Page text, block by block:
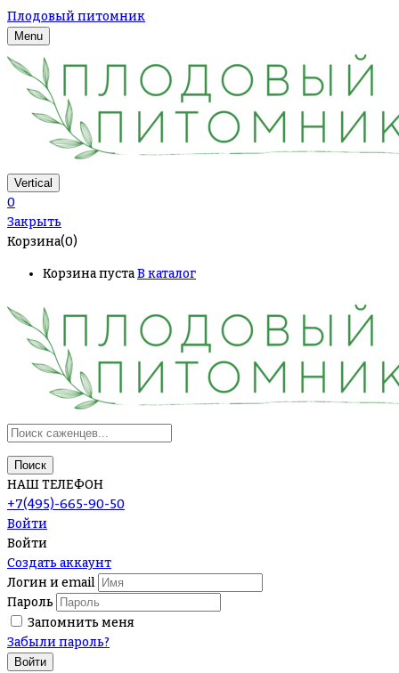
Плодовый питомник
Menu
Vertical
0
Закрыть
Корзина(0)
Корзина пустаВ каталог
Поиск
НАШ ТЕЛЕФОН
+7(495)-665-90-50
Войти
Войти
Создать аккаунт
Логин и email
Пароль
Запомнить меня
Забыли пароль?